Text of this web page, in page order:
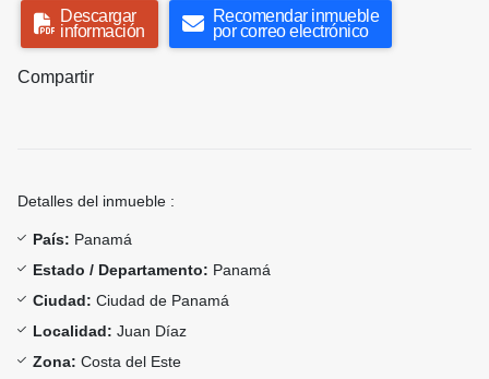
Descargar
información
Recomendar inmueble
por correo electrónico
Compartir
Detalles del inmueble :
País: Panamá
Estado / Departamento: Panamá
Ciudad: Ciudad de Panamá
Localidad: Juan Díaz
Zona: Costa del Este